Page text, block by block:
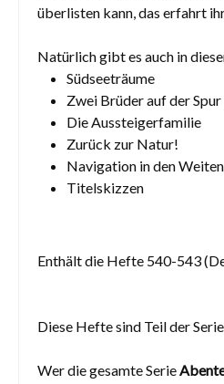
überlisten kann, das erfahrt
Natürlich gibt es auch in
Südseeträume
Zwei Brüder auf der
Die Aussteigerfamilie
Zurück zur Natur!
Navigation in den
Titelskizzen
Enthält die Hefte 540-543
Diese Hefte sind Teil der Serie
Wer die gesamte Serie